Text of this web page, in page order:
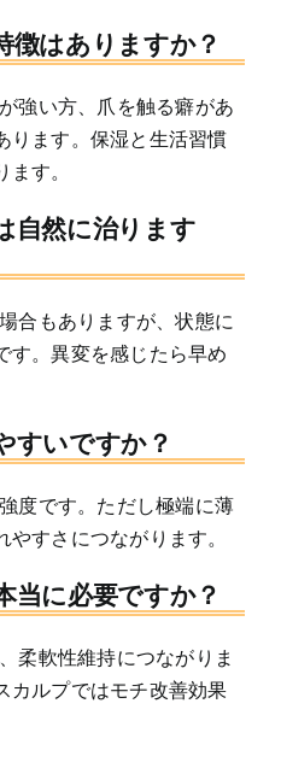
徴はありますか？
強い方、爪を触る癖があ
ります。保湿と生活習慣
す。
自然に治ります
合もありますが、状態に
す。異変を感じたら早め
すいですか？
度です。ただし極端に薄
すさにつながります。
当に必要ですか？
柔軟性維持につながりま
カルプではモチ改善効果